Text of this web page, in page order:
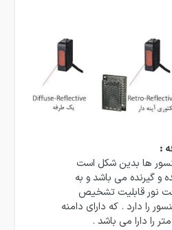
:
ها بدین شکل است
و گیرنده می باشد و به
نور قابلیت تشخیص
را دارد . که دارای دامنه